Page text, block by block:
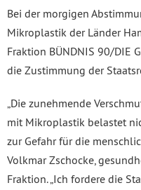
Bei der morgigen
Mikroplastik der Länder
Fraktion BÜNDNIS 90/DIE
die Zustimmung der
„Die zunehmende
mit Mikroplastik belastet
zur Gefahr für die
Volkmar Zschocke,
Fraktion. „Ich fordere die